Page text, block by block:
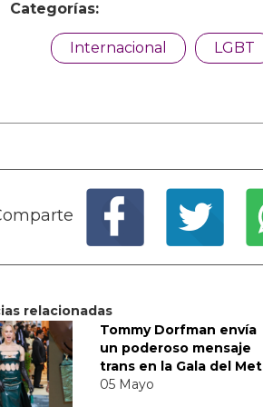
Categorías:
Internacional LGBT
relacionadas
Tommy Dorfman envía
un poderoso mensaje
trans en la Gala del Met
05 Mayo